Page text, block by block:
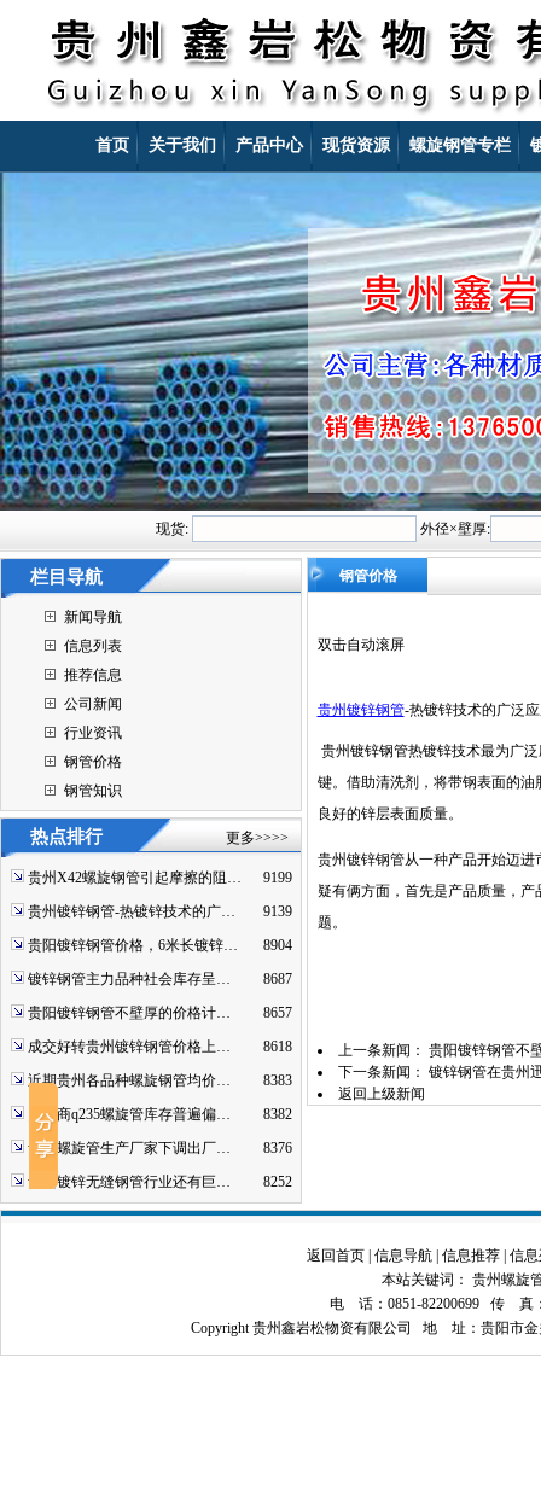
首页 关于我们 产品中心 现货资源 螺旋钢管专栏
现货: 外径×壁厚:
栏目导航
新闻导航
信息列表
推荐信息
公司新闻
行业资讯
钢管价格
钢管知识
热点排行 更多>>>>
贵州X42螺旋钢管引起摩擦的阻…
9199
贵州镀锌钢管-热镀锌技术的广…
9139
贵阳镀锌钢管价格，6米长镀锌…
8904
镀锌钢管主力品种社会库存呈…
8687
贵阳镀锌钢管不壁厚的价格计…
8657
成交好转贵州镀锌钢管价格上…
8618
近期贵州各品种螺旋钢管均价…
8383
贸易商q235螺旋管库存普遍偏…
8382
贵州螺旋管生产厂家下调出厂…
8376
贵州镀锌无缝钢管行业还有巨…
8252
钢管价格
双击自动滚屏
贵州镀锌钢管-热镀锌技术的广泛
贵州镀锌钢管热镀锌技术最为广
键。借助清洗剂，将带钢表面的油
良好的锌层表面质量。
贵州镀锌钢管从一种产品开始迈进
疑有俩方面，首先是产品质量，
题。
上一条新闻： 贵阳镀锌钢管不
下一条新闻： 镀锌钢管在贵州
返回上级新闻
返回首页 信息导航 信息推荐 信
本站关键词： 贵州螺旋
电 话：0851-82200699 传 真：
Copyright 贵州鑫岩松物资有限公司 地 址：贵阳市